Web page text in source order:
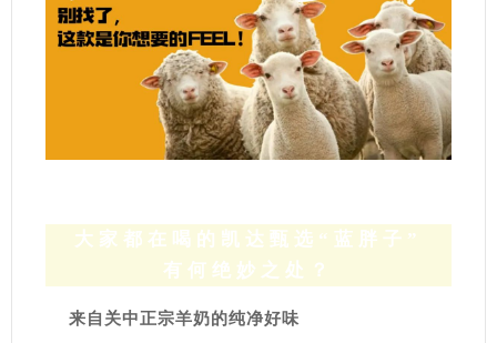
大家都在喝的凯达甄选“蓝胖子”
有何绝妙之处？
来自关中正宗羊奶的纯净好味